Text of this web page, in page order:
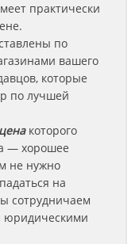
практически
по
вашего
которые
по лучшей
которого
— хорошее
не нужно
на
сотрудничаем
юридическими